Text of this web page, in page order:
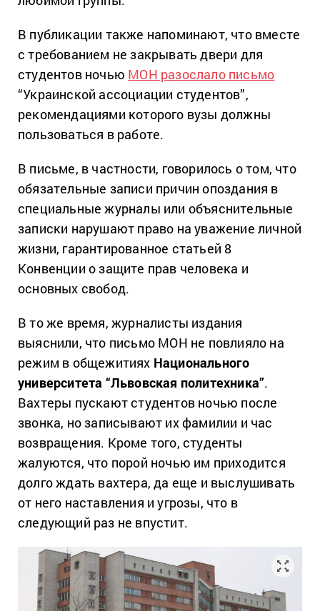
В публикации также напоминают, что вместе
с требованием не закрывать двери для
студентов ночью МОН разослало письмо
“Украинской ассоциации студентов”,
рекомендациями которого вузы должны
пользоваться в работе.
В письме, в частности, говорилось о том, что
обязательные записи причин опоздания в
специальные журналы или объяснительные
записки нарушают право на уважение личной
жизни, гарантированное статьей 8
Конвенции о защите прав человека и
основных свобод.
В то же время, журналисты издания
выяснили, что письмо МОН не повлияло на
режим в общежитиях Национального
университета “Львовская политехника”.
Вахтеры пускают студентов ночью после
звонка, но записывают их фамилии и час
возвращения. Кроме того, студенты
жалуются, что порой ночью им приходится
долго ждать вахтера, да еще и выслушивать
от него наставления и угрозы, что в
следующий раз не впустит.